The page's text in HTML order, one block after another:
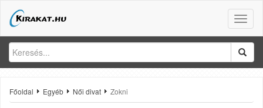
Toggle
Főoldal Egyéb Női divat Zokni